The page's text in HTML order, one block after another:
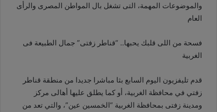
والموضوعات المهمة، التى تشغل بال المواطن المصرى والرأى
العام
فسحة من اللى قلبك يحبها.. “قناطر زفتى” جمال الطبيعة فى
الغربية
قدم تليفزيون اليوم السابع بثا مباشرا جديدا من منطقة قناطر
زفتي في محافظة الغربية، أو كما يطلق عليها أهالى مركز
ومدينة زفتى بمحافظة الغربية “الخمسين عين”، والتي تعد من